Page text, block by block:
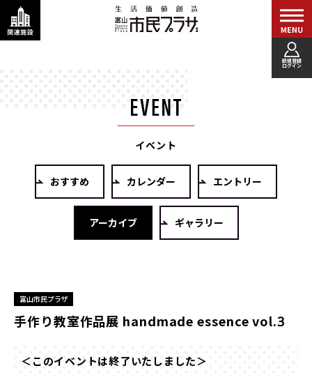
新規登録
ログイン
イベント
おすすめ カレンダー エントリー
アーカイブ ギャラリー
手作り教室作品展 handmade essence vol.3
富山市民プラザ
＜このイベントは終了いたしました＞